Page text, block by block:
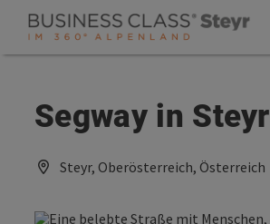
Zum InhaltAccesskey
[0]
Zur NavigationAccesskey
[1]
Zum Seitenanfang Accesskey
[2]
Segway in Steyr
Steyr, Oberösterreich, Österreich